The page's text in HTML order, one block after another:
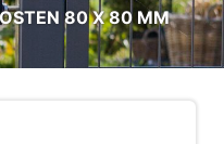
80 X 80 MM